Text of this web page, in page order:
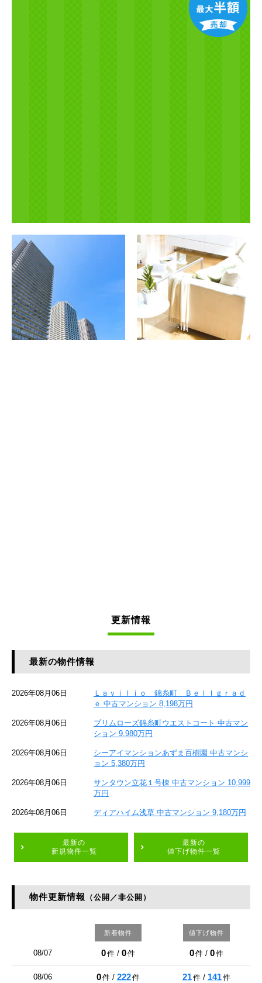
更新情報
最新の物件情報
2026年08月06日
Ｌａｖｉｌｉｏ 錦糸町 Ｂｅｌｌｇｒａｄ
ｅ 中古マンション 8,198万円
2026年08月06日
プリムローズ錦糸町ウエストコート 中古マン
ション 9,980万円
2026年08月06日
シーアイマンションあずま百樹園 中古マンシ
ョン 5,380万円
2026年08月06日
サンタウン立花１号棟 中古マンション 10,999
万円
2026年08月06日 ディアハイム浅草 中古マンション 9,180万円
最新の
新規物件一覧
最新の
値下げ物件一覧
物件更新情報 （公開／非公開）
新着物件 値下げ物件
08/07 0件 / 0件 0件 / 0件
08/06 0件 / 222件 21件 / 141件